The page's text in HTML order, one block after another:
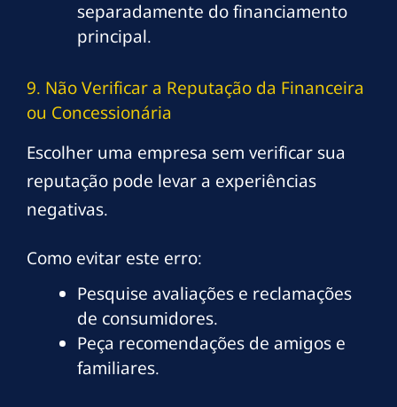
separadamente do financiamento
principal.
9. Não Verificar a Reputação da Financeira
ou Concessionária
Escolher uma empresa sem verificar sua
reputação pode levar a experiências
negativas.
Como evitar este erro:
Pesquise avaliações e reclamações
de consumidores.
Peça recomendações de amigos e
familiares.